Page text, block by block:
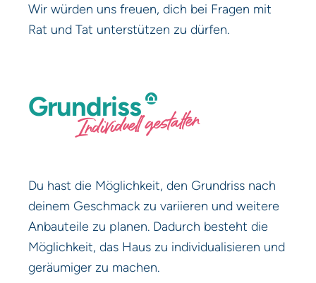
Wir würden uns freuen, dich bei Fragen mit
Rat und Tat unterstützen zu dürfen.
Grundriss
Individuell gestalten
Du hast die Möglichkeit, den Grundriss nach
deinem Geschmack zu variieren und weitere
Anbauteile zu planen. Dadurch besteht die
Möglichkeit, das Haus zu individualisieren und
geräumiger zu machen.